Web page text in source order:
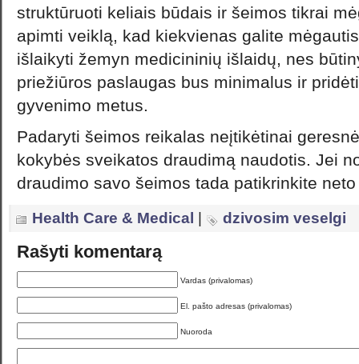
struktūruoti keliais būdais ir šeimos tikrai
apimti veiklą, kad kiekvienas galite
išlaikyti žemyn medicininių išlaidų, nes
priežiūros paslaugas bus minimalus ir
gyvenimo metus.
Padaryti šeimos reikalas neįtikėtinai
kokybės sveikatos draudimą naudotis. Jei
draudimo savo šeimos tada patikrinkite
Health Care & Medical | dzivosim veselgi
Rašyti komentarą
Vardas (privalomas)
El. pašto adresas (privalomas)
Nuoroda